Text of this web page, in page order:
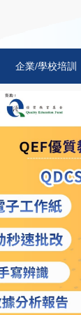
企業/學校培訓